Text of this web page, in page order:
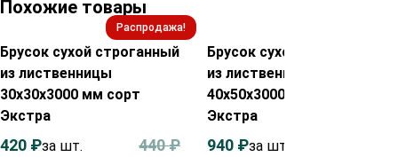
Похожие товары
Распродажа!
Брусок сухой строганный
из лиственницы
30х30х3000 мм сорт
Экстра
440₽
420 ₽за шт.
Брусок сухой строганный
из лиственницы сухой
40х50х3000 мм сорт
Экстра
940 ₽за шт.